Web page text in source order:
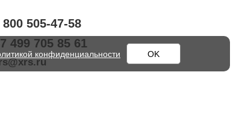
800 505-47-58
499 705 85 61
конфиденциальности OK